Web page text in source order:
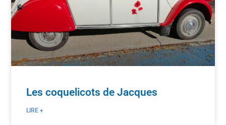
Les coquelicots de Jacques
LIRE +